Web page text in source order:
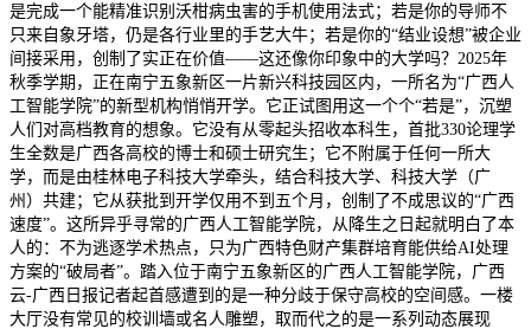
是完成一个能精准识别沃柑病虫害的手机使用法式；若是你的导师不
只来自象牙塔，仍是各行业里的手艺大牛；若是你的“结业设想”被企业
间接采用，创制了实正在价值——这还像你印象中的大学吗？2025年
秋季学期，正在南宁五象新区一片新兴科技园区内，一所名为“广西人
工智能学院”的新型机构悄悄开学。它正试图用这一个个“若是”，沉塑
人们对高档教育的想象。它没有从零起头招收本科生，首批330论理学
生全数是广西各高校的博士和硕士研究生；它不附属于任何一所大
学，而是由桂林电子科技大学牵头，结合科技大学、科技大学（广
州）共建；它从获批到开学仅用不到五个月，创制了不成思议的“广西
速度”。这所异乎寻常的广西人工智能学院，从降生之日起就明白了本
人的：不为逃逐学术热点，只为广西特色财产集群培育能供给AI处理
方案的“破局者”。踏入位于南宁五象新区的广西人工智能学院，广西
云-广西日报记者起首感遭到的是一种分歧于保守高校的空间感。一楼
大厅没有常见的校训墙或名人雕塑，取而代之的是一系列动态展现